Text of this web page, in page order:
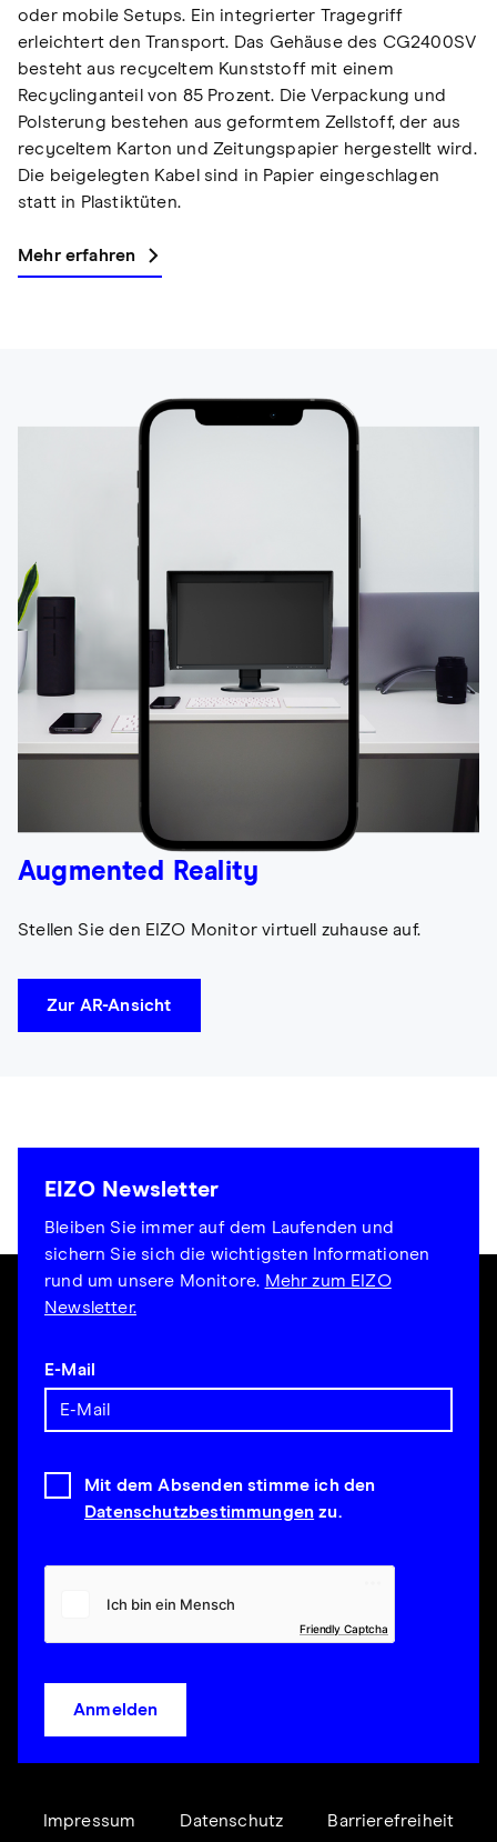
oder mobile Setups. Ein integrierter Tragegriff
erleichtert den Transport. Das Gehäuse des CG2400SV
besteht aus recyceltem Kunststoff mit einem
Recyclinganteil von 85 Prozent. Die Verpackung und
Polsterung bestehen aus geformtem Zellstoff, der aus
recyceltem Karton und Zeitungspapier hergestellt wird.
Die beigelegten Kabel sind in Papier eingeschlagen
statt in Plastiktüten.
Mehr erfahren
Augmented Reality
Stellen Sie den EIZO Monitor virtuell zuhause auf.
Zur AR-Ansicht
EIZO Newsletter
Bleiben Sie immer auf dem Laufenden und
sichern Sie sich die wichtigsten Informationen
rund um unsere Monitore. Mehr zum EIZO
Newsletter.
E-Mail
Mit dem Absenden stimme ich den
Datenschutzbestimmungen zu.
Friendly Captcha
Anmelden
Impressum Datenschutz Barrierefreiheit